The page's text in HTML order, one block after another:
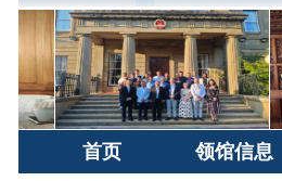
首页 领馆信息